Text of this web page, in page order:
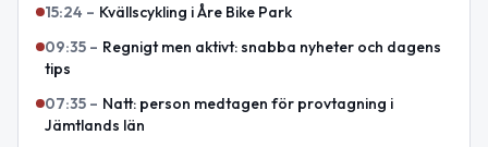
15:24 – Kvällscykling i Åre Bike Park
09:35 – Regnigt men aktivt: snabba nyheter och dagens
tips
07:35 – Natt: person medtagen för provtagning i
Jämtlands län